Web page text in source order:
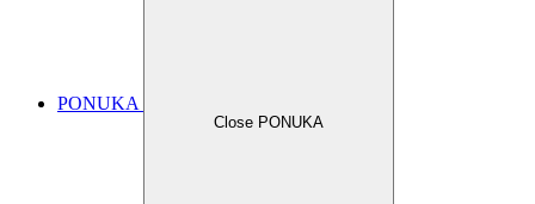
PONUKA
Close PONUKA